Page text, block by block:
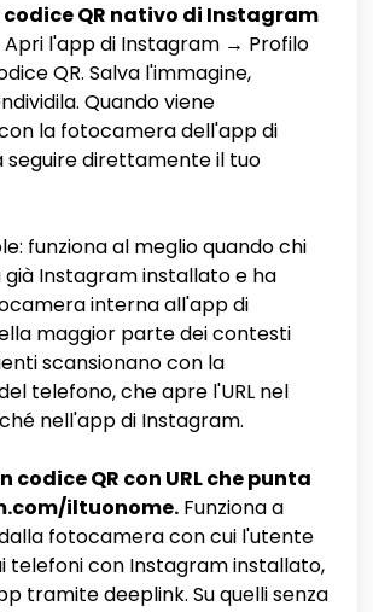
codice QR nativo di Instagram
Apri l'app di Instagram → Profilo
QR. Salva l'immagine,
Quando viene
la fotocamera dell'app di
seguire direttamente il tuo
funziona al meglio quando chi
già Instagram installato e ha
interna all'app di
maggior parte dei contesti
scansionano con la
telefono, che apre l'URL nel
nell'app di Instagram.
codice QR con URL che punta
iltuonome. Funziona a
fotocamera con cui l'utente
telefoni con Instagram installato,
tramite deeplink. Su quelli senza